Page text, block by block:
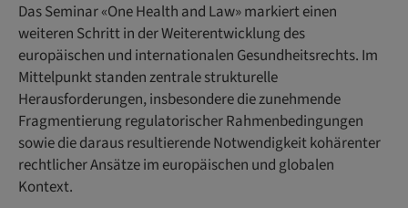
Das Seminar «One Health and Law» markiert einen
weiteren Schritt in der Weiterentwicklung des
europäischen und internationalen Gesundheitsrechts. Im
Mittelpunkt standen zentrale strukturelle
Herausforderungen, insbesondere die zunehmende
Fragmentierung regulatorischer Rahmenbedingungen
sowie die daraus resultierende Notwendigkeit kohärenter
rechtlicher Ansätze im europäischen und globalen
Kontext.